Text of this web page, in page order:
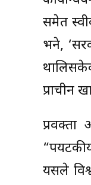
समेत
भने,
प्राचीन
यसले